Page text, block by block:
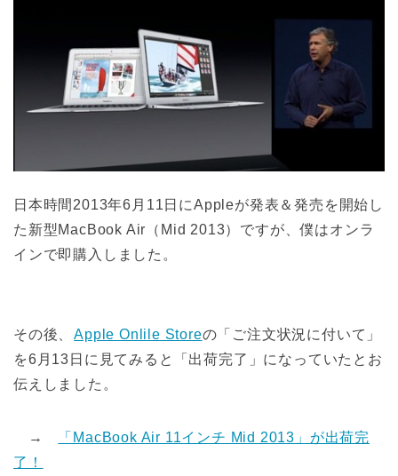
日本時間2013年6月11日にAppleが発表＆発売を開始し
た新型MacBook Air（Mid 2013）ですが、僕はオンラ
インで即購入しました。
その後、 Apple Onlile Storeの「ご注文状況に付いて」
を6月13日に見てみると「出荷完了」になっていたとお
伝えしました。
→
「MacBook Air 11インチ Mid 2013」が出荷完
了！